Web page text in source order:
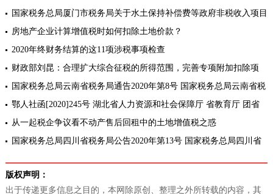
国家税务总局厦门市税务局关于水土保持补偿费等政府非税收入项目
征管职责划转有关事项的公告
房地产企业计算增值税时如何扣除土地价款？
2020年终财务结算的这11项涉税事项检查
财政部刘昆：合理扩大综合征税的所得范围，完善专项附加扣除项
目！国家税务总局云南省税务局通告2020年第8号 国家税务总局云南省税
务局关于发布增值税发票综合服务平台登录地址的通告
鄂人社函[2020]245号 湖北省人力资源和社会保障厅 省教育厅 团省
委关于开展2021年度大学生创业扶持项目申报工作的通知
从一起税企争议看不动产售后回租中的土地增值税之惑
国家税务总局四川省税务局公告2020年第13号 国家税务总局四川省
版权声明：
出于传递更多信息之目的，本网除原创、整理之外所转载的内容，其